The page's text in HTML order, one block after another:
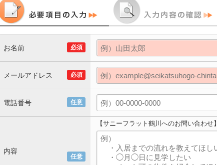
必須
お名前
必須
メールアドレス
任意
電話番号
任意
内容
【サニーフラット鶴川へのお問い合わせ】